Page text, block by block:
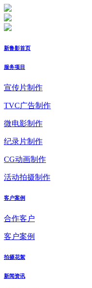
新鲁影首页
服务项目
宣传片制作
TVC广告制作
微电影制作
纪录片制作
CG动画制作
活动拍摄制作
客户案例
合作客户
客户案例
拍摄花絮
新闻资讯